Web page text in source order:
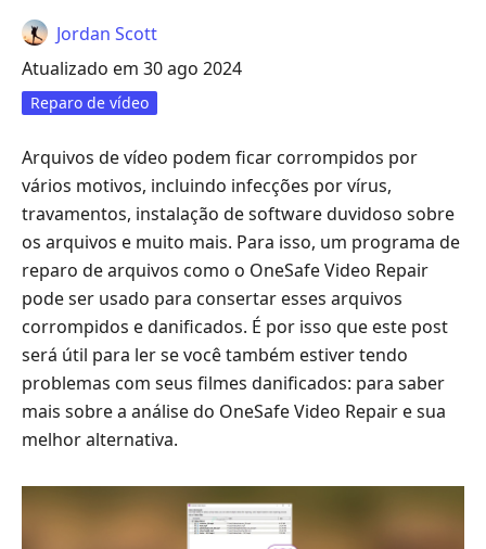
Jordan Scott
Atualizado em 30 ago 2024
Reparo de vídeo
Arquivos de vídeo podem ficar corrompidos por
vários motivos, incluindo infecções por vírus,
travamentos, instalação de software duvidoso sobre
os arquivos e muito mais. Para isso, um programa de
reparo de arquivos como o OneSafe Video Repair
pode ser usado para consertar esses arquivos
corrompidos e danificados. É por isso que este post
será útil para ler se você também estiver tendo
problemas com seus filmes danificados: para saber
mais sobre a análise do OneSafe Video Repair e sua
melhor alternativa.